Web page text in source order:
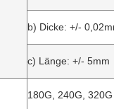
b) Dicke: +/-
c) Länge: +/- 5mm
180G, 240G,